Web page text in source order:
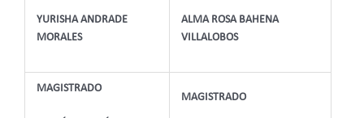
YURISHA ANDRADE
MORALES
ALMA ROSA BAHENA
VILLALOBOS
MAGISTRADO
MAGISTRADO